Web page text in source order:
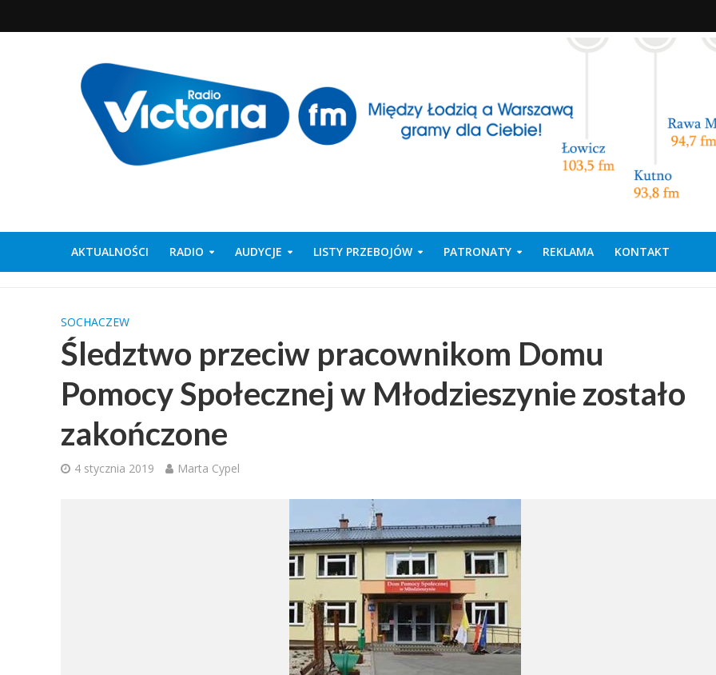
AKTUALNOŚCI RADIO AUDYCJE LISTY PRZEBOJÓW PATRONATY REKLAMA KONTAKT
SOCHACZEW
Śledztwo przeciw pracownikom Domu
Pomocy Społecznej w Młodzieszynie zostało
zakończone
4 stycznia 2019 Marta Cypel